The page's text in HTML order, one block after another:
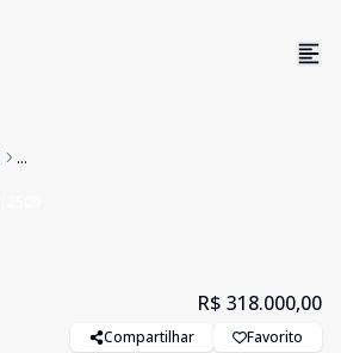
...
R$ 318.000,00
Compartilhar Favorito